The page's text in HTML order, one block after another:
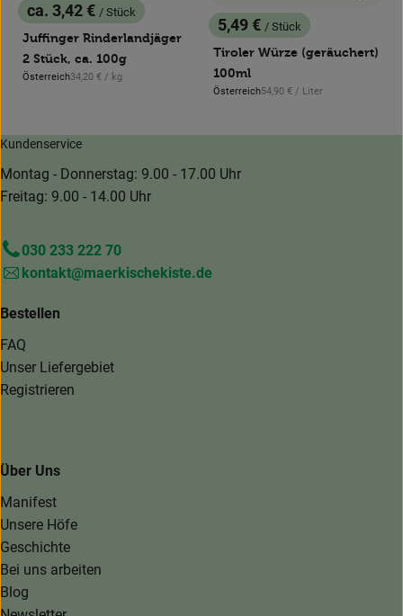
, Preis:
ca. 3,42 € / Stück
Juffinger Rinderlandjäger
2 Stück, ca. 100g
, Herkunft:
Österreich, Referenzpreis:
34,20 € / kg
, Preis:
5,49 € / Stück
Tiroler Würze (geräuchert)
100ml
, Herkunft:
Österreich, Referenzpreis:
54,90 € / Liter
Kundenservice
Montag - Donnerstag: 9.00 - 17.00 Uhr
Freitag: 9.00 - 14.00 Uhr
030 233 222 70
kontakt@maerkischekiste.de
Bestellen
FAQ
Unser Liefergebiet
Registrieren
Über Uns
Manifest
Unsere Höfe
Geschichte
Bei uns arbeiten
Blog